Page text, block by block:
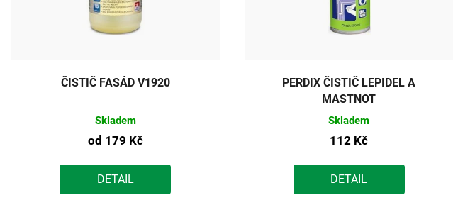
ČISTIČ FASÁD V1920
Skladem
od 179 Kč
DETAIL
PERDIX ČISTIČ LEPIDEL A
MASTNOT
Skladem
112 Kč
DETAIL